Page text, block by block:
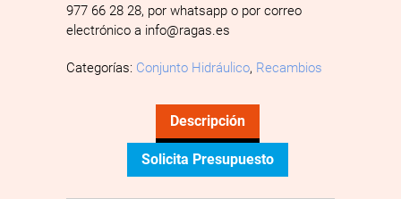
977 66 28 28, por whatsapp o por correo
electrónico a info@ragas.es
Categorías: Conjunto Hidráulico, Recambios
Descripción
Solicita Presupuesto